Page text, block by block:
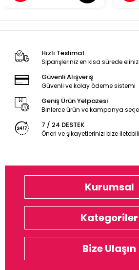
Hızlı Teslimat
Siparişleriniz en kısa sürede
Güvenli Alışveriş
Güvenli ve kolay ödeme sistemi
Geniş Ürün Yelpazesi
Binlerce ürün ve kampanya
7 / 24 DESTEK
Öneri ve şikayetlerinizi bize
Kurumsal
Kategoriler
Bize Ulaşın